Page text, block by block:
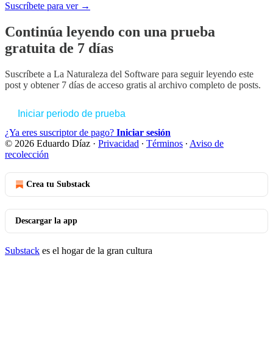
Suscríbete para ver →
Continúa leyendo con una prueba
gratuita de 7 días
Suscríbete a La Naturaleza del Software para seguir leyendo este
post y obtener 7 días de acceso gratis al archivo completo de posts.
Iniciar periodo de prueba
¿Ya eres suscriptor de pago? Iniciar sesión
© 2026 Eduardo Díaz · Privacidad ∙ Términos ∙ Aviso de
recolección
Crea tu Substack
Descargar la app
Substack es el hogar de la gran cultura